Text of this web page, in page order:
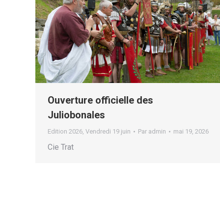
Ouverture officielle des
Juliobonales
Edition 2026, Vendredi 19 juin Par admin mai 19, 2026
Cie Trat